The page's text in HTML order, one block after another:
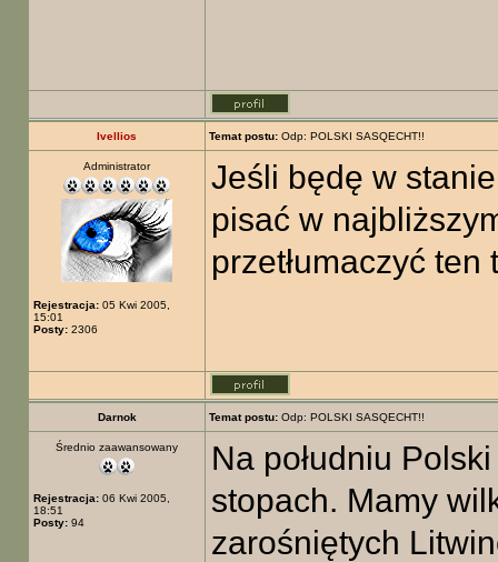
Ivellios Temat postu: Odp: POLSKI SASQECHT!!
Administrator
Rejestracja: 05 Kwi 2005,
15:01
Posty: 2306
Jeśli będę w
pisać w
przetłumaczyć ten
Darnok Temat postu: Odp: POLSKI SASQECHT!!
Średnio zaawansowany
Rejestracja: 06 Kwi 2005,
18:51
Posty: 94
Na południu
stopach. Mamy
zarośniętych